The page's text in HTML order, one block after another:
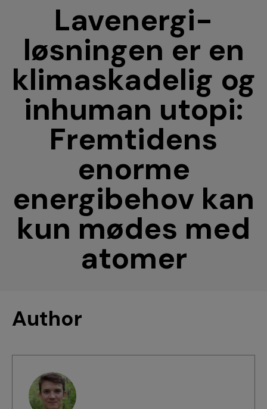
Lavenergi-
løsningen er en
klimaskadelig og
inhuman utopi:
Fremtidens
enorme
energibehov kan
kun mødes med
atomer
Author